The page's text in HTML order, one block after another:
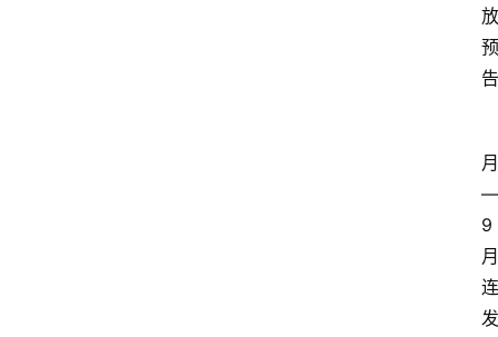
放
预
告
月
—
9
月
连
发